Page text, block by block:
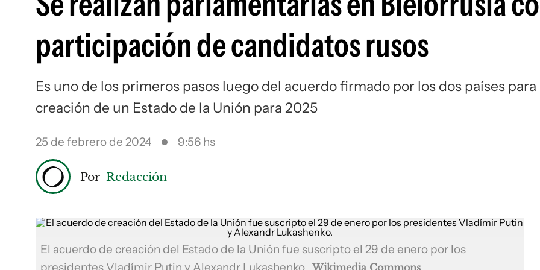
participación de candidatos rusos
Es uno de los primeros pasos luego del acuerdo firmado por los dos países para
creación de un Estado de la Unión para 2025
25 de febrero de 2024 9:56 hs
Por Redacción
El acuerdo de creación del Estado de la Unión fue suscripto el 29 de enero por los
Wikimedia Commons